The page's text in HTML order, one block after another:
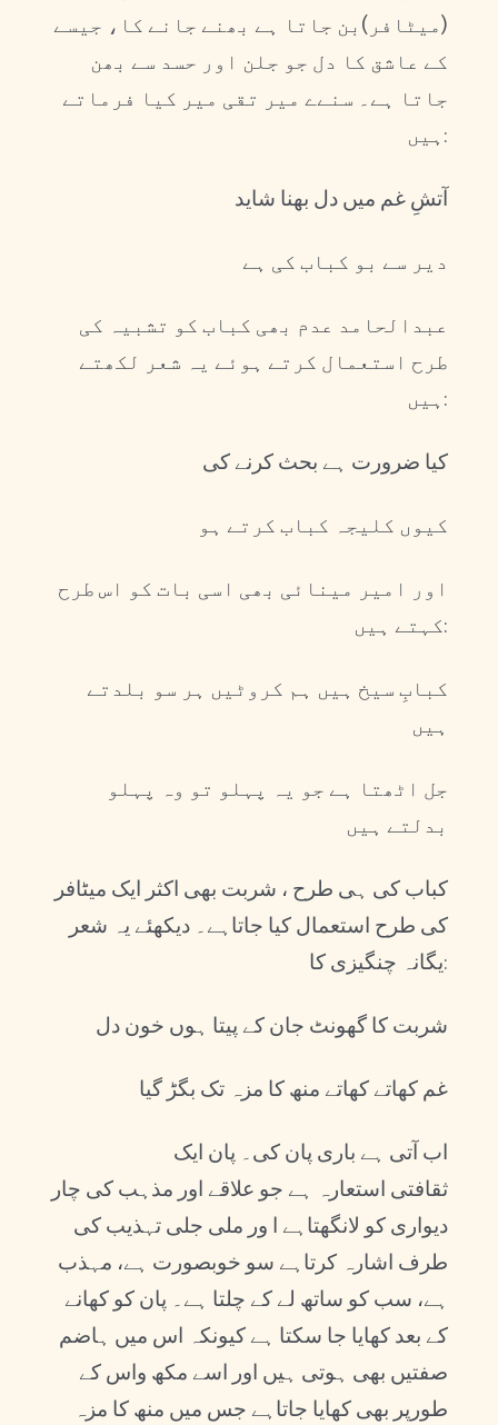
(میٹافر)بن جاتا ہے بھنے جانے کا، جیسے
کے عاشق کا دل جو جلن اور حسد سے بھن
جاتا ہے۔ سنےے میر تقی میر کیا فرماتے
ہیں:
آتشِ غم میں دل بھنا شاید
دیر سے بو کباب کی ہے
عبدالحامد عدم بھی کباب کو تشبیہ کی
طرح استعمال کرتے ہوئے یہ شعر لکھتے
ہیں:
کیا ضرورت ہے بحث کرنے کی
کیوں کلیجہ کباب کرتے ہو
اور امیر مینائی بھی اسی بات کو اس طرح
کہتے ہیں:
کبابِ سیخ ہیں ہم کروٹیں ہر سو بلدتے
ہیں
جل اٹھتا ہے جو یہ پہلو تو وہ پہلو
بدلتے ہیں
کباب کی ہی طرح ، شربت بھی اکثر ایک میٹافر
کی طرح استعمال کیا جاتاہے۔ دیکھئے یہ شعر
یگانہ چنگیزی کا:
شربت کا گھونٹ جان کے پیتا ہوں خون دل
غم کھاتے کھاتے منھ کا مزہ تک بگڑ گیا
ثقافتی استعارہ ہے جو علاقے اور مذہب کی چار
دیواری کو لانگھتاہے ا ور ملی جلی تہذیب کی
طرف اشارہ کرتاہے سو خوبصورت ہے، مہذب
ہے، سب کو ساتھ لے کے چلتا ہے۔ پان کو کھانے
کے بعد کھایا جا سکتا ہے کیونکہ اس میں ہاضم
صفتیں بھی ہوتی ہیں اور اسے مکھ واس کے
طورپر بھی کھایا جاتاہے جس میں منھ کا مزہ